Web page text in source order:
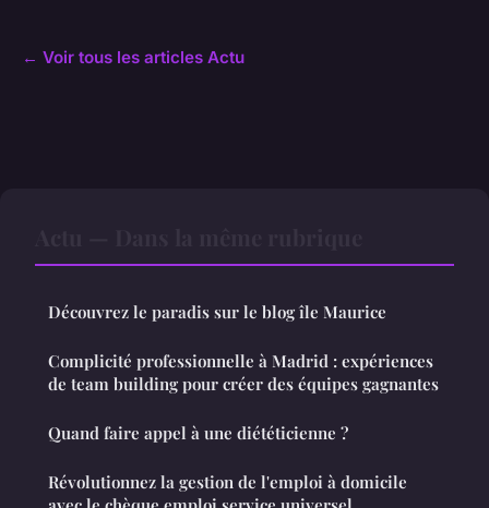
← Voir tous les articles Actu
Découvrez le paradis sur le blog île Maurice
Complicité professionnelle à Madrid : expériences
de team building pour créer des équipes gagnantes
Quand faire appel à une diététicienne ?
Révolutionnez la gestion de l'emploi à domicile